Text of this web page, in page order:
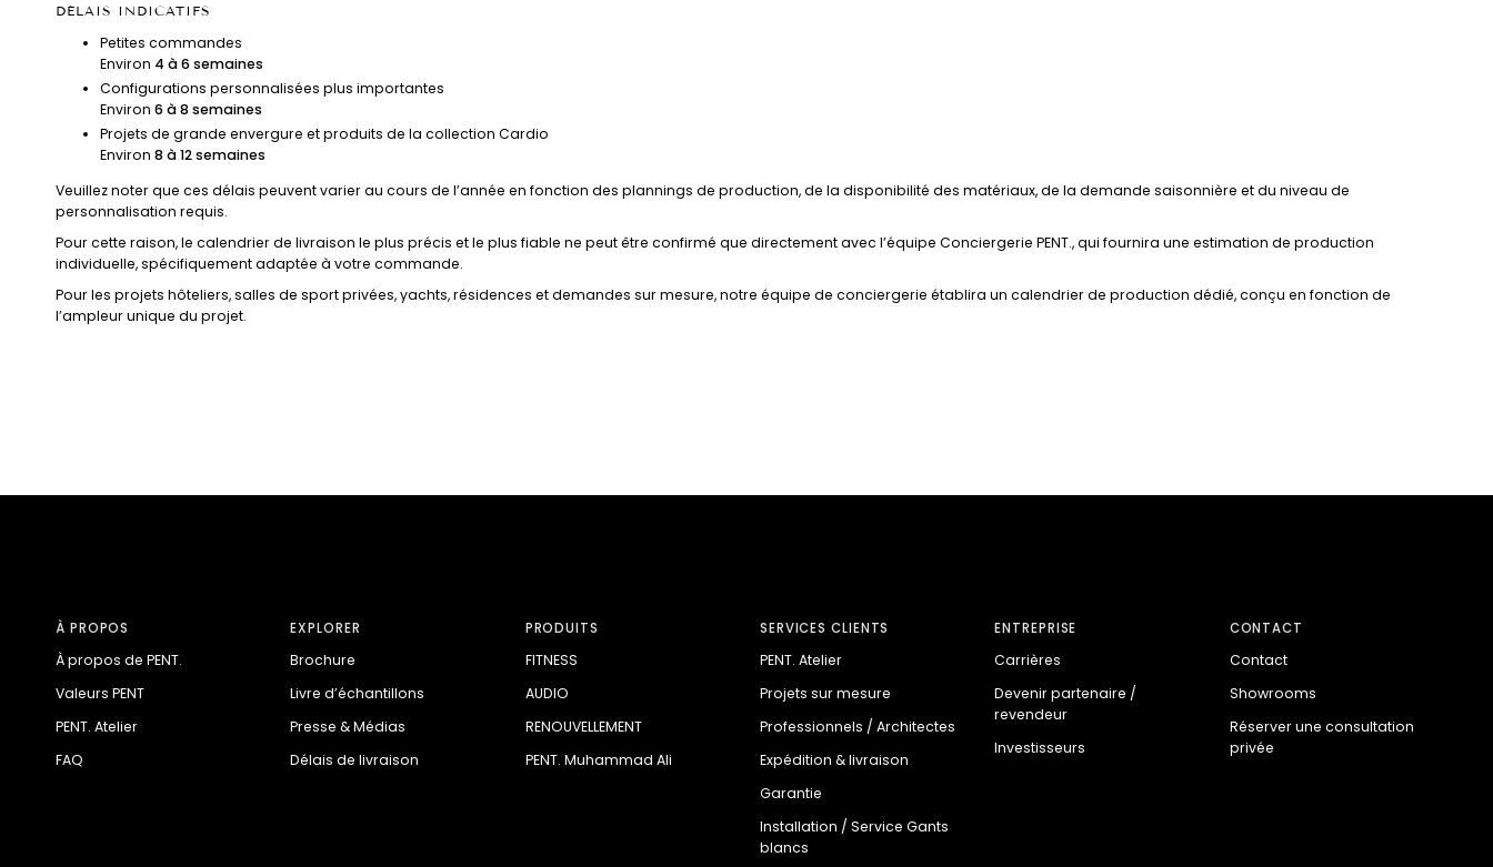
DÉLAIS INDICATIFS
Petites commandes
Environ 4 à 6 semaines
Configurations personnalisées plus importantes
Environ 6 à 8 semaines
Projets de grande envergure et produits de la collection Cardio
Environ 8 à 12 semaines
Veuillez noter que ces délais peuvent varier au cours de l’année en fonction des plannings de production, de la disponibilité des matériaux, de la demande saisonnière et du niveau de
personnalisation requis.
Pour cette raison, le calendrier de livraison le plus précis et le plus fiable ne peut être confirmé que directement avec l’équipe Conciergerie PENT., qui fournira une estimation de production
individuelle, spécifiquement adaptée à votre commande.
Pour les projets hôteliers, salles de sport privées, yachts, résidences et demandes sur mesure, notre équipe de conciergerie établira un calendrier de production dédié, conçu en fonction de
l’ampleur unique du projet.
À PROPOS
À propos de PENT.
Valeurs PENT
PENT. Atelier
FAQ
EXPLORER
Brochure
Livre d’échantillons
Presse & Médias
Délais de livraison
PRODUITS
FITNESS
AUDIO
RENOUVELLEMENT
PENT. Muhammad Ali
SERVICES CLIENTS
PENT. Atelier
Projets sur mesure
Professionnels / Architectes
Expédition & livraison
Garantie
Installation / Service Gants
blancs
ENTREPRISE
Carrières
Devenir partenaire /
revendeur
Investisseurs
CONTACT
Contact
Showrooms
Réserver une consultation
privée